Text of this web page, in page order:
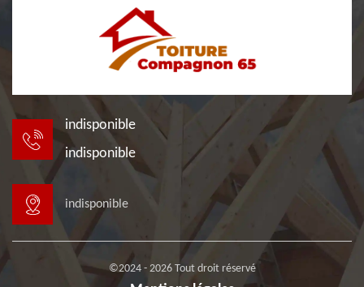
indisponible
indisponible
indisponible
©2024 - 2026 Tout droit réservé